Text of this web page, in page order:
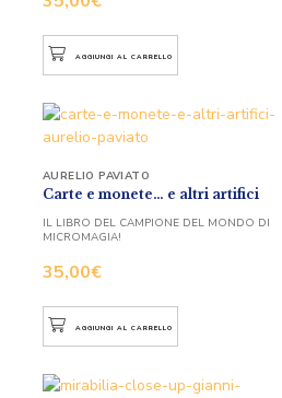
AGGIUNGI AL CARRELLO
Carte e monete… e altri artifici
35,00€
AURELIO PAVIATO
IL LIBRO DEL CAMPIONE DEL MONDO DI
MICROMAGIA!
AGGIUNGI AL CARRELLO